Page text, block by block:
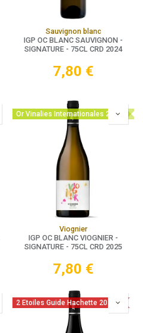
Sauvignon blanc
IGP OC BLANC SAUVIGNON -
SIGNATURE - 75CL CRD 2024
7,80 €
Or Vinalies Internationales 2025
Viognier
IGP OC BLANC VIOGNIER -
SIGNATURE - 75CL CRD 2025
7,80 €
2 Etoiles Guide Hachette 2026